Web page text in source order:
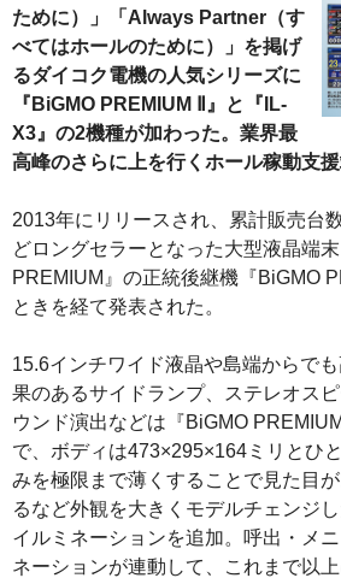
ために）」「Always Partner（す
べてはホールのために）」を掲げ
るダイコク電機の人気シリーズに
『BiGMO PREMIUM Ⅱ』と『IL-
X3』の2機種が加わった。業界最
高峰のさらに上を行くホール稼動支援
2013年にリリースされ、累計販売台
どロングセラーとなった大型液晶端
PREMIUM』の正統後継機『BiGMO
ときを経て発表された。
15.6インチワイド液晶や島端からで
果のあるサイドランプ、ステレオス
ウンド演出などは『BiGMO
で、ボディは473×295×164ミリとひ
みを極限まで薄くすることで見た目
るなど外観を大きくモデルチェンジ
イルミネーションを追加。呼出・メ
ネーションが連動して、これまで以